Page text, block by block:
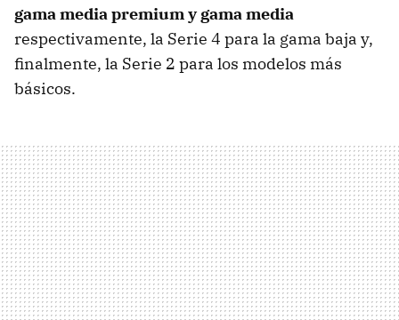
gama media premium y gama media
respectivamente, la Serie 4 para la gama baja y,
finalmente, la Serie 2 para los modelos más
básicos.